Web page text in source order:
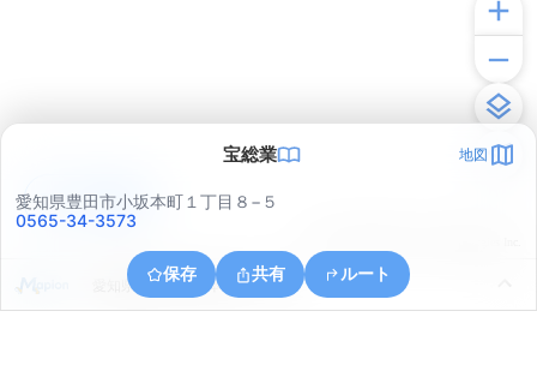
宝総業 地図
愛知県豊田市小坂本町１丁目８−５
0565-34-3573
保存 共有 ルート
愛知県豊田市小坂本町１丁目８
アプリで見る